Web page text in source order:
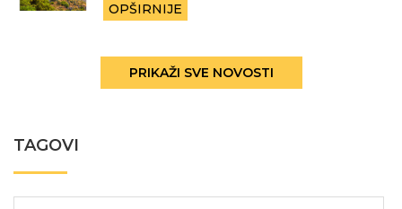
OPŠIRNIJE
PRIKAŽI SVE NOVOSTI
TAGOVI